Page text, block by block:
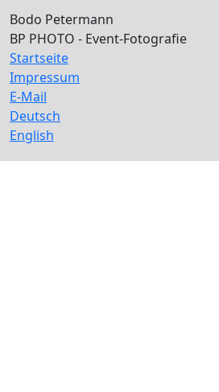
Bodo Petermann
BP PHOTO - Event-Fotografie
Startseite
Impressum
E-Mail
Deutsch
English